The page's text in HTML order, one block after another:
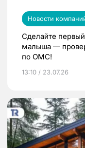
Новости
Сделайте
малыша —
по ОМС!
13:10 / 23.07.26